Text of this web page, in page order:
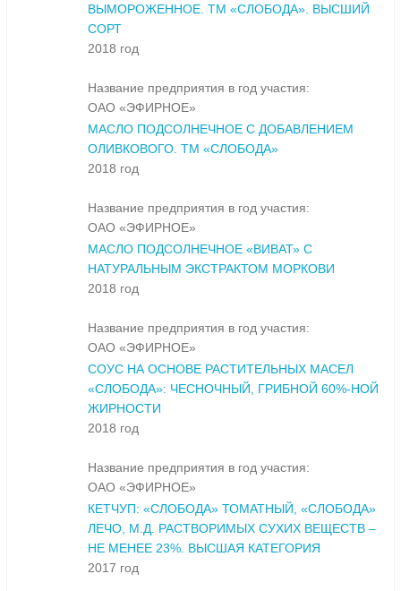
ВЫМОРОЖЕННОЕ. ТМ «СЛОБОДА». ВЫСШИЙ
СОРТ
2018 год
Название предприятия в год участия:
ОАО «ЭФИРНОЕ»
МАСЛО ПОДСОЛНЕЧНОЕ С ДОБАВЛЕНИЕМ
ОЛИВКОВОГО. ТМ «СЛОБОДА»
2018 год
Название предприятия в год участия:
ОАО «ЭФИРНОЕ»
МАСЛО ПОДСОЛНЕЧНОЕ «ВИВАТ» С
НАТУРАЛЬНЫМ ЭКСТРАКТОМ МОРКОВИ
2018 год
Название предприятия в год участия:
ОАО «ЭФИРНОЕ»
СОУС НА ОСНОВЕ РАСТИТЕЛЬНЫХ МАСЕЛ
«СЛОБОДА»: ЧЕСНОЧНЫЙ, ГРИБНОЙ 60%-НОЙ
ЖИРНОСТИ
2018 год
Название предприятия в год участия:
ОАО «ЭФИРНОЕ»
КЕТЧУП: «СЛОБОДА» ТОМАТНЫЙ, «СЛОБОДА»
ЛЕЧО, М.Д. РАСТВОРИМЫХ СУХИХ ВЕЩЕСТВ –
НЕ МЕНЕЕ 23%. ВЫСШАЯ КАТЕГОРИЯ
2017 год